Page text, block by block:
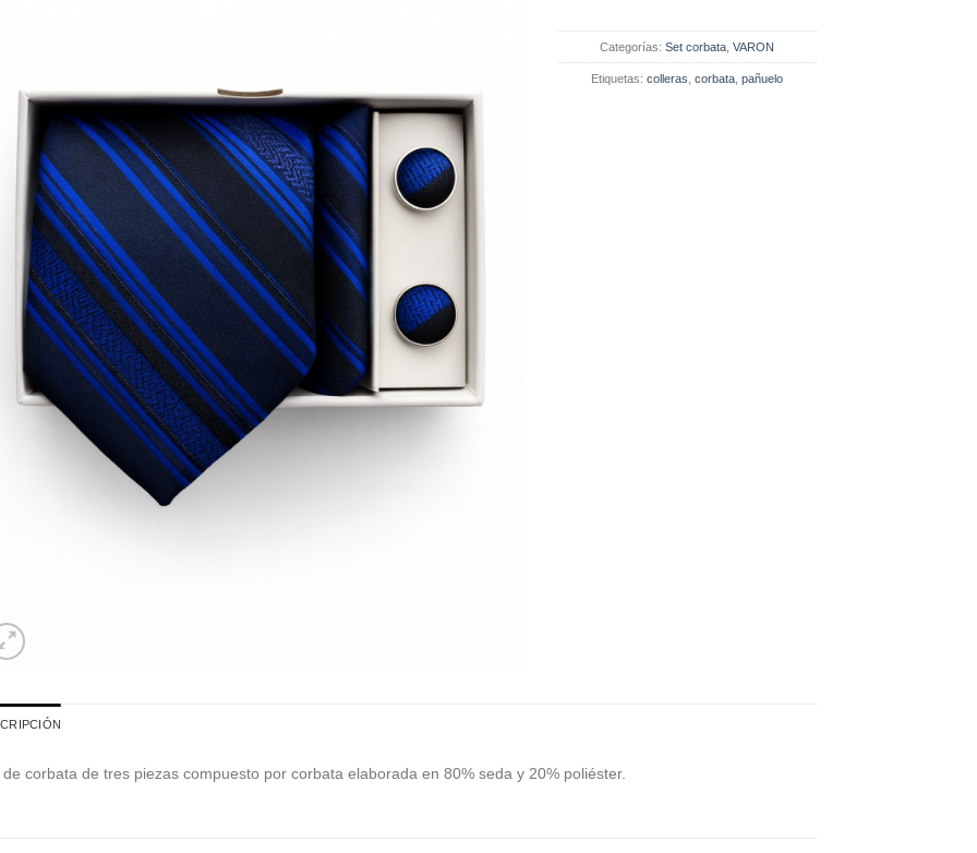
Categorías:Set corbata ,VARON
Etiquetas:colleras ,corbata ,pañuelo
corbata de tres piezas compuesto por corbata elaborada en 80% seda y 20% poliéster.